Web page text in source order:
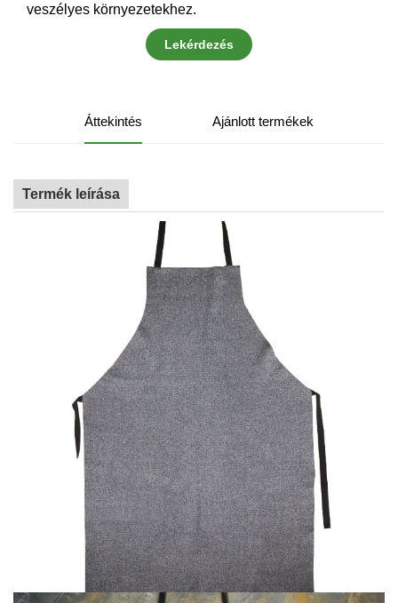
veszélyes környezetekhez.
Lekérdezés
Áttekintés Ajánlott termékek
Termék leírása